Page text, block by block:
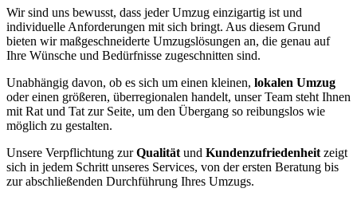
Wir sind uns bewusst, dass jeder Umzug einzigartig ist und
individuelle Anforderungen mit sich bringt. Aus diesem Grund
bieten wir maßgeschneiderte Umzugslösungen an, die genau auf
Ihre Wünsche und Bedürfnisse zugeschnitten sind.
Unabhängig davon, ob es sich um einen kleinen, lokalen Umzug
oder einen größeren, überregionalen handelt, unser Team steht Ihnen
mit Rat und Tat zur Seite, um den Übergang so reibungslos wie
möglich zu gestalten.
Unsere Verpflichtung zurQualität und Kundenzufriedenheit zeigt
sich in jedem Schritt unseres Services, von der ersten Beratung bis
zur abschließenden Durchführung Ihres Umzugs.